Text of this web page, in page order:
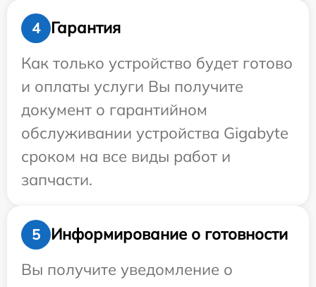
4
Гарантия
Как только устройство будет готово
и оплаты услуги Вы получите
документ о гарантийном
обслуживании устройства Gigabyte
сроком на все виды работ и
запчасти.
5
Информирование о готовности
Вы получите уведомление о